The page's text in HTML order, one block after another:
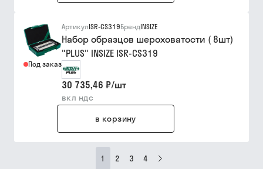
Под заказ
АртикулISR-CS319БрендINSIZE
Набор образцов шероховатости ( 8шт)
"PLUS" INSIZE ISR-CS319
30 735,46 ₽/шт
вкл ндс
в корзину
1 2 3 4